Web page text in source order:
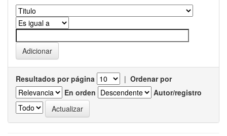
Resultados por página | Ordenar por
En orden
Autor/registro